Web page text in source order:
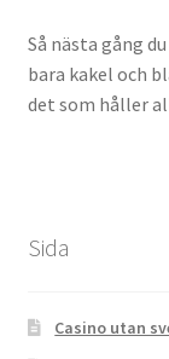
Så nästa gång
bara kakel och
det som håller
Sida
Casino utan